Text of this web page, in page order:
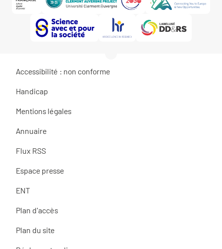
Accessibilité : non conforme
Handicap
Mentions légales
Annuaire
Flux RSS
Espace presse
ENT
Plan d'accès
Plan du site